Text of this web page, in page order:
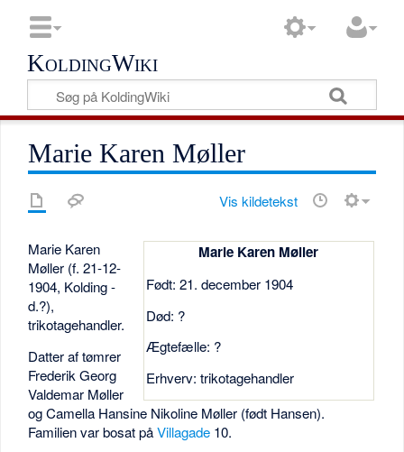
KoldingWiki
Marie Karen Møller
Vis kildetekst
Marie Karen Møller
Født: 21. december 1904
Død: ?
Ægtefælle: ?
Erhverv: trikotagehandler
Marie Karen
Møller (f. 21-12-
1904, Kolding -
d.?),
trikotagehandler.
Datter af tømrer
Frederik Georg
Valdemar Møller
og Camella Hansine Nikoline Møller (født Hansen).
Familien var bosat påVillagade 10.